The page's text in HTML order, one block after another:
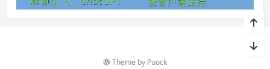
Theme by Puock